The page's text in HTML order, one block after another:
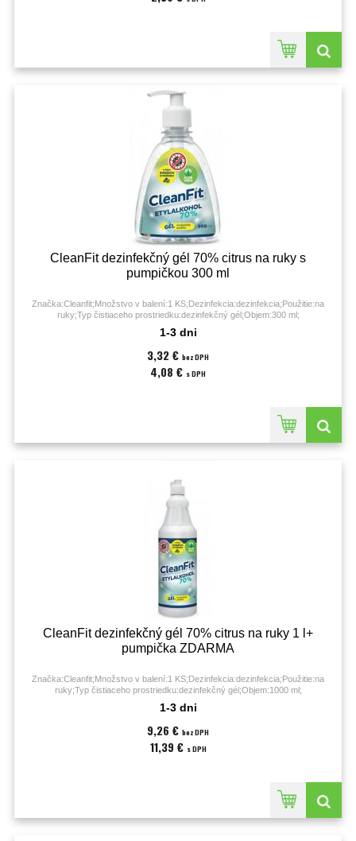
CleanFit dezinfekčný gél 70% citrus na ruky s
pumpičkou 300 ml
Značka:Cleanfit;Množstvo v balení:1 KS;Dezinfekcia:dezinfekcia;Použitie:na
ruky;Typ čistiaceho prostriedku:dezinfekčný gél;Objem:300 ml;
1-3 dni
3,32 € bez DPH
4,08 € s DPH
CleanFit dezinfekčný gél 70% citrus na ruky 1 l+
pumpička ZDARMA
Značka:Cleanfit;Množstvo v balení:1 KS;Dezinfekcia:dezinfekcia;Použitie:na
ruky;Typ čistiaceho prostriedku:dezinfekčný gél;Objem:1000 ml;
1-3 dni
9,26 € bez DPH
11,39 € s DPH